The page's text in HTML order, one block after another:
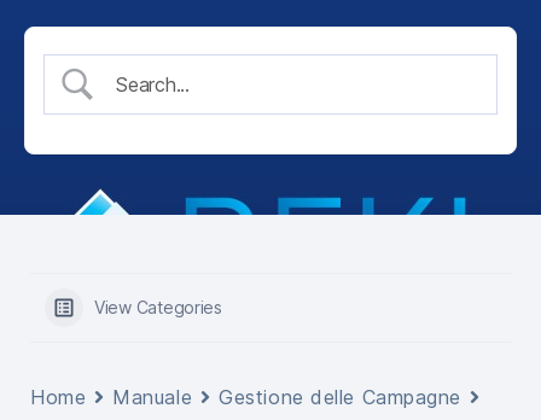
View Categories
Home Manuale
Gestione delle Campagne